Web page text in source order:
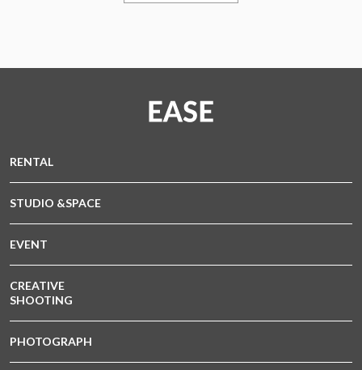
RENTAL
STUDIO &SPACE
EVENT
CREATIVE
SHOOTING
PHOTOGRAPH